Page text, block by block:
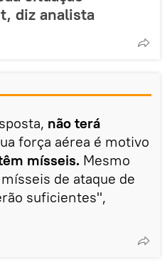
diz analista
não terá
força aérea é motivo
mísseis. Mesmo
de ataque de
suficientes",